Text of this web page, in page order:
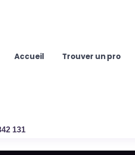
Accueil Trouver un pro
131